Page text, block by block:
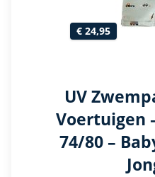
€ 24,95
UV
Voertuigen
74/80 –